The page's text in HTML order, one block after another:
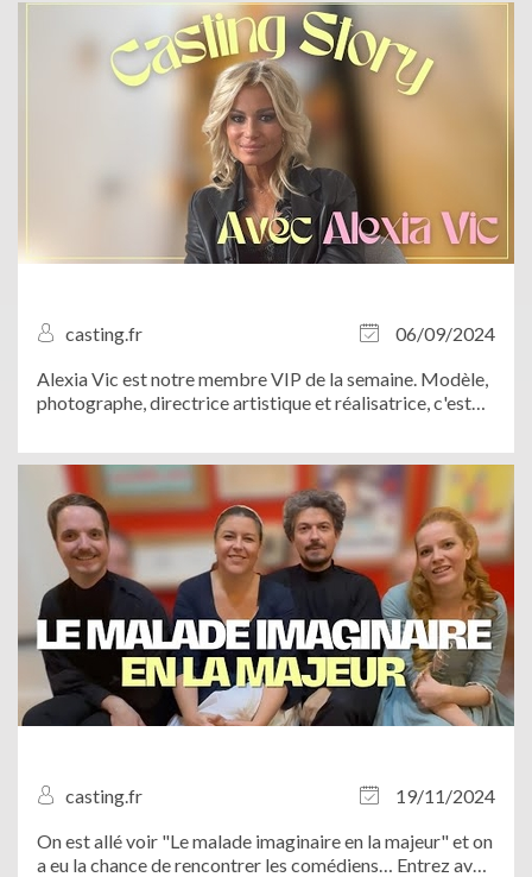
casting.fr
06/09/2024
Alexia Vic est notre membre VIP de la semaine. Modèle,
photographe, directrice artistique et réalisatrice, c'est
au service des autres. Son truc à elle, c’est la
photographie. Découvrez...
casting.fr
19/11/2024
On est allé voir "Le malade imaginaire en la majeur" et on
a eu la chance de rencontrer les comédiens… Entrez avec